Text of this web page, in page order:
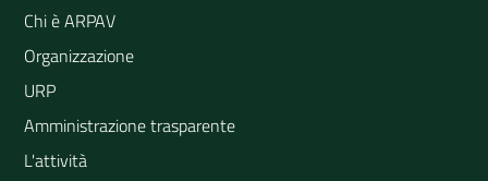
Chi è ARPAV
Organizzazione
URP
Amministrazione trasparente
L'attività